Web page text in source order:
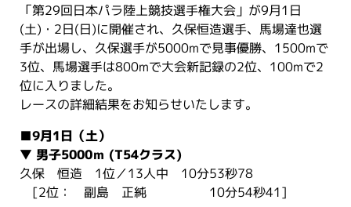
「第29回日本パラ陸上競技選手権大会」が9月1日
(土)・2日(日)に開催され、久保恒造選手、馬場達也選
手が出場し、久保選手が5000mで見事優勝、1500mで
3位、馬場選手は800mで大会新記録の2位、100mで2
位に入りました。
レースの詳細結果をお知らせいたします。
■9月1日（土）
▼ 男子5000ｍ (T54クラス)
久保 恒造 1位／13人中 10分53秒78
[2位： 副島 正純 10分54秒41]